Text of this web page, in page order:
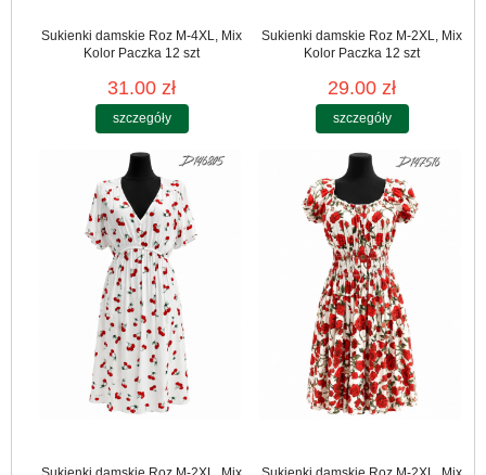
Sukienki damskie Roz M-4XL, Mix
Kolor Paczka 12 szt
31.00 zł
szczegóły
Sukienki damskie Roz M-2XL, Mix
Kolor Paczka 12 szt
29.00 zł
szczegóły